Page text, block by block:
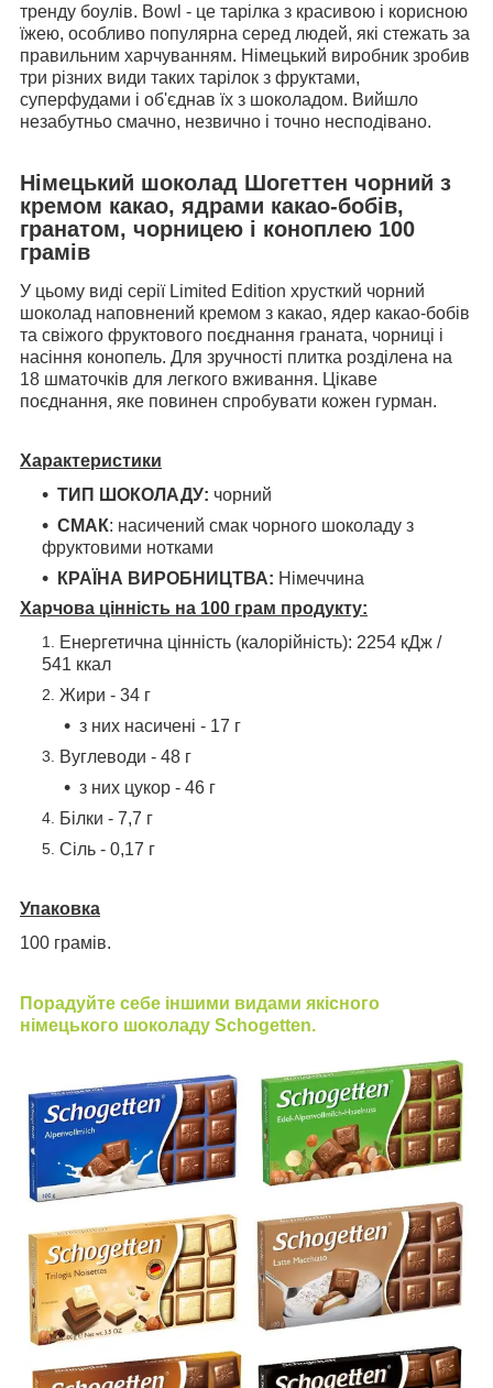
тренду боулів. Bowl - це тарілка з красивою і корисною
їжею, особливо популярна серед людей, які стежать за
правильним харчуванням. Німецький виробник зробив
три різних види таких тарілок з фруктами,
суперфудами і об'єднав їх з шоколадом. Вийшло
незабутньо смачно, незвично і точно несподівано.
Німецький шоколад Шогеттен чорний з
кремом какао, ядрами какао-бобів,
гранатом, чорницею і коноплею 100
грамів
У цьому виді серії Limited Edition хрусткий чорний
шоколад наповнений кремом з какао, ядер какао-бобів
та свіжого фруктового поєднання граната, чорниці і
насіння конопель. Для зручності плитка розділена на
18 шматочків для легкого вживання. Цікаве
поєднання, яке повинен спробувати кожен гурман.
Характеристики
ТИП ШОКОЛАДУ: чорний
СМАК: насичений смак чорного шоколаду з
фруктовими нотками
КРАЇНА ВИРОБНИЦТВА: Німеччина
Харчова цінність на 100 грам продукту:
Енергетична цінність (калорійність): 2254 кДж /
541 ккал
Жири - 34 г
з них насичені - 17 г
Вуглеводи - 48 г
з них цукор - 46 г
Білки - 7,7 г
Сіль - 0,17 г
Упаковка
100 грамів.
Порадуйте себе іншими видами якісного
німецького шоколаду Schogetten.